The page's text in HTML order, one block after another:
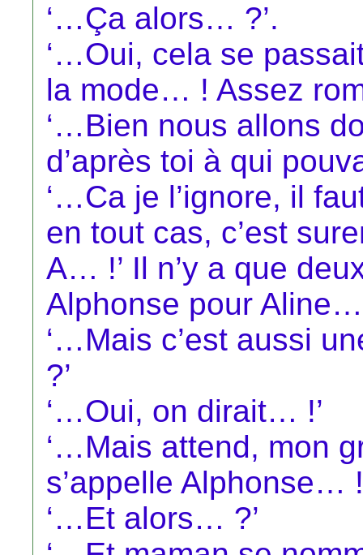
‘…Ça alors… ?’.
‘…Oui, cela se
la mode… ! Assez
‘…Bien nous allons
d’après toi à qui
‘…Ca je l’ignore, il
en tout cas, c’est
A… !’ Il n’y a que
Alphonse pour
‘…Mais c’est aussi
?’
‘…Oui, on dirait… !’
‘…Mais attend, mon
s’appelle Alphonse…
‘…Et alors… ?’